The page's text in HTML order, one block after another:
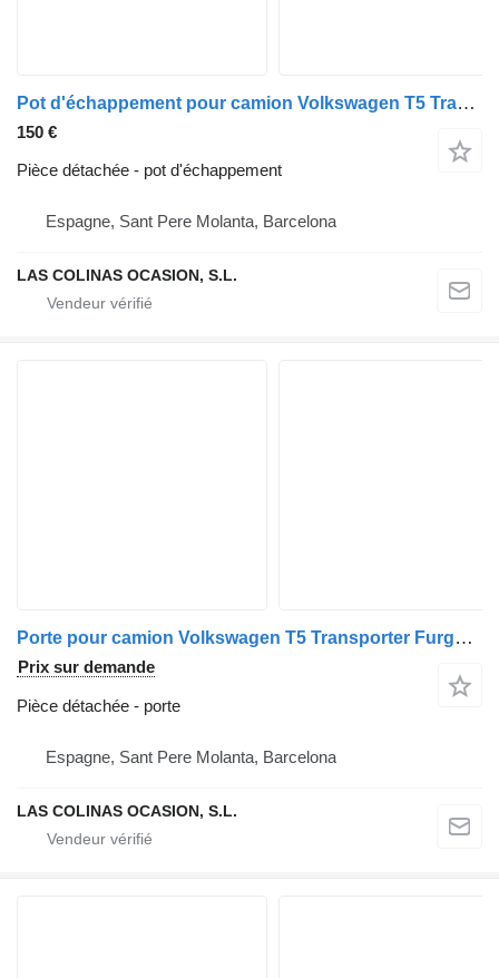
Pot d'échappement pour camion Volkswagen T5 Transporter Furgón/Combi (7H)(04.2003->)
150 €
Pièce détachée - pot d'échappement
Espagne, Sant Pere Molanta, Barcelona
LAS COLINAS OCASION, S.L.
Porte pour camion Volkswagen T5 Transporter Furgón/Combi (7H)(04.2003->)
Prix sur demande
Pièce détachée - porte
Espagne, Sant Pere Molanta, Barcelona
LAS COLINAS OCASION, S.L.